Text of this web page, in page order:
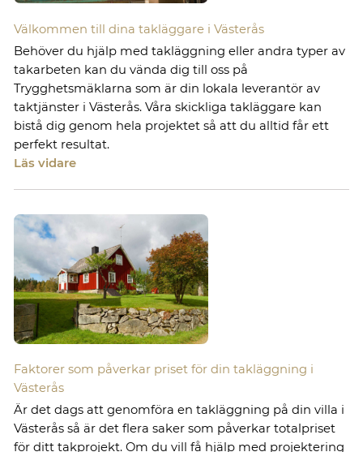
Välkommen till dina takläggare i Västerås
Behöver du hjälp med takläggning eller andra typer av
takarbeten kan du vända dig till oss på
Trygghetsmäklarna som är din lokala leverantör av
taktjänster i Västerås. Våra skickliga takläggare kan
bistå dig genom hela projektet så att du alltid får ett
perfekt resultat.
Läs vidare
Faktorer som påverkar priset för din takläggning i
Västerås
Är det dags att genomföra en takläggning på din villa i
Västerås så är det flera saker som påverkar totalpriset
för ditt takprojekt. Om du vill få hjälp med projektering